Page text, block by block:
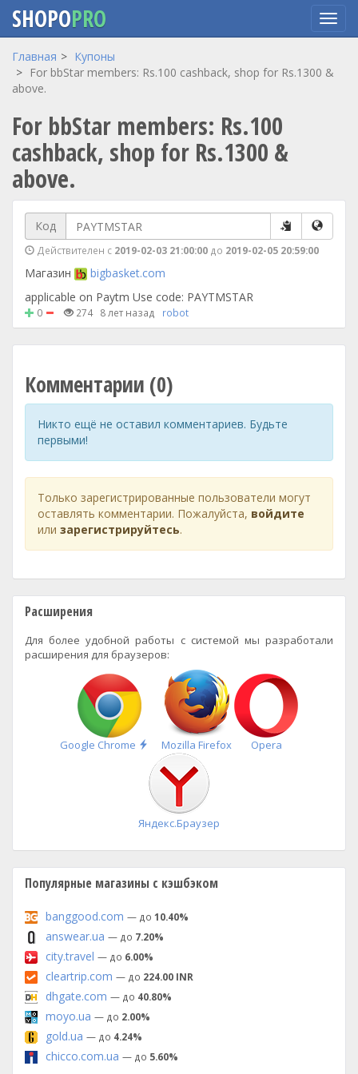
Перейти
основному
SHOPOPRO
Главная
Купоны
For bbStar members: Rs.100 cashback, shop for Rs.1300 &
above.
For bbStar members: Rs.100
cashback, shop for Rs.1300 &
above.
Код
Действителен с 2019-02-03 21:00:00 до 2019-02-05 20:59:00
Магазин
bigbasket.com
applicable on Paytm Use code: PAYTMSTAR
0 274 8 лет назад robot
Комментарии (0)
Никто ещё не оставил комментариев. Будьте
первыми!
Только зарегистрированные пользователи могут
оставлять комментарии. Пожалуйста, войдите
или зарегистрируйтесь.
Расширения
Для более удобной работы с системой мы разработали
расширения для браузеров:
Google Chrome
Быстрая
установка
Mozilla Firefox Opera
Яндекс.Браузер
Популярные магазины с кэшбэком
banggood.com — до 10.40%
answear.ua — до 7.20%
city.travel — до 6.00%
cleartrip.com — до 224.00 INR
dhgate.com — до 40.80%
moyo.ua — до 2.00%
gold.ua — до 4.24%
chicco.com.ua — до 5.60%